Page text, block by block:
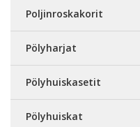
Poljinroskakorit
Pölyharjat
Pölyhuiskasetit
Pölyhuiskat